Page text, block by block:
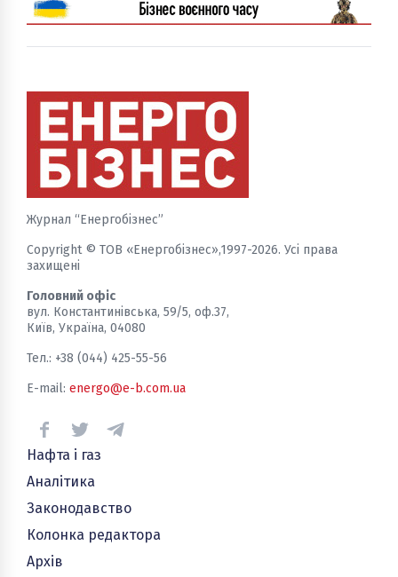
Журнал “Енергобізнес”
Copyright © ТОВ «Енергобізнес»,1997-2026. Усі права
захищені
Головний офіс
вул. Константинівська, 59/5, оф.37,
Київ, Україна, 04080
Тел.: +38 (044) 425-55-56
E-mail: energo@e-b.com.ua
Нафта і газ
Аналітика
Законодавство
Колонка редактора
Архів